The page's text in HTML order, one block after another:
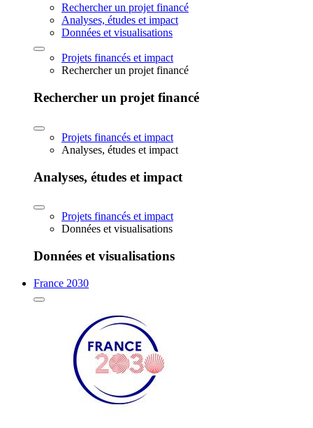
Rechercher un projet financé
Analyses, études et impact
Données et visualisations
Projets financés et impact
Rechercher un projet financé
Rechercher un projet financé
Projets financés et impact
Analyses, études et impact
Analyses, études et impact
Projets financés et impact
Données et visualisations
Données et visualisations
France 2030